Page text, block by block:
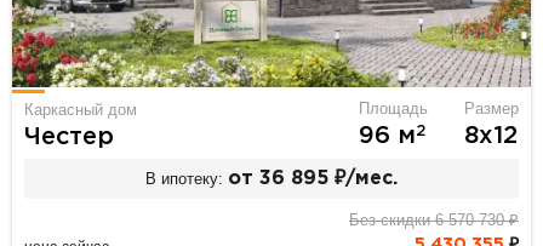
Каркасный дом
Честер
Площадь
96 м2
Размер
8х12
В ипотеку: от 36 895 ₽/мес.
Без скидки 6 570 730 ₽